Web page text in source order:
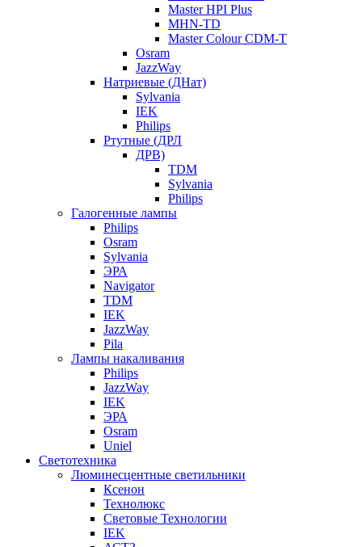
Master HPI Plus
MHN-TD
Master Colour CDM-T
Osram
JazzWay
Натриевые (ДНат)
Sylvania
IEK
Philips
Ртутные (ДРЛ
ДРВ)
TDM
Sylvania
Philips
Галогенные лампы
Philips
Osram
Sylvania
ЭРА
Navigator
TDM
IEK
JazzWay
Pila
Лампы накаливания
Philips
JazzWay
IEK
ЭРА
Osram
Uniel
Светотехника
Люминесцентные светильники
Ксенон
Технолюкс
Световые Технологии
IEK